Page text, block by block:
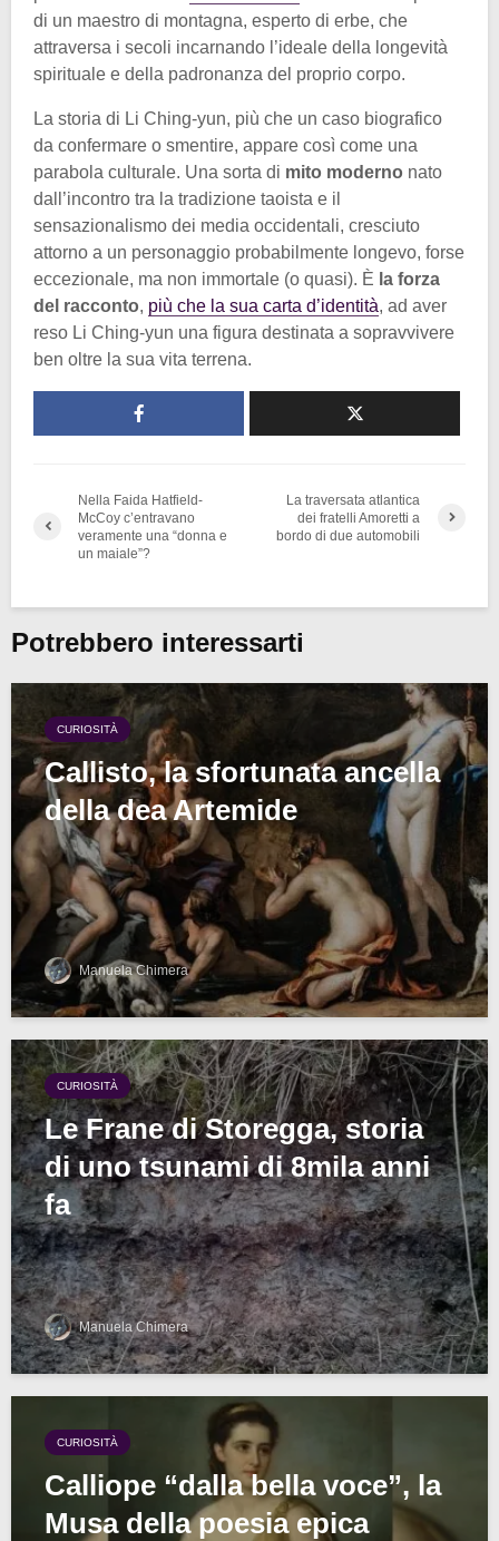
di un maestro di montagna, esperto di erbe, che
attraversa i secoli incarnando l’ideale della longevità
spirituale e della padronanza del proprio corpo.
La storia di Li Ching-yun, più che un caso biografico
da confermare o smentire, appare così come una
parabola culturale. Una sorta di mito moderno nato
dall’incontro tra la tradizione taoista e il
sensazionalismo dei media occidentali, cresciuto
attorno a un personaggio probabilmente longevo, forse
eccezionale, ma non immortale (o quasi). È la forza
del racconto, più che la sua carta d’identità, ad aver
reso Li Ching-yun una figura destinata a sopravvivere
ben oltre la sua vita terrena.
Nella Faida Hatfield-
McCoy c’entravano
veramente una “donna e
un maiale”?
La traversata atlantica
dei fratelli Amoretti a
bordo di due automobili
Potrebbero interessarti
CURIOSITÀ
Callisto, la sfortunata ancella
della dea Artemide
Manuela Chimera
CURIOSITÀ
Le Frane di Storegga, storia
di uno tsunami di 8mila anni
fa
Manuela Chimera
CURIOSITÀ
Calliope “dalla bella voce”, la
Musa della poesia epica